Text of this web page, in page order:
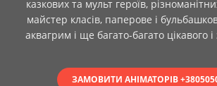
казкових та мульт героїв,
майстер класів, паперове і
аквагрим і ще багато-багато цікавого
ЗАМОВИТИ АНІМАТОРІВ